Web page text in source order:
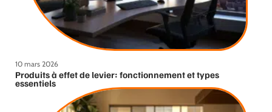
10 mars 2026
Produits à effet de levier: fonctionnement et types
essentiels